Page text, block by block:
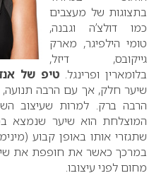
בתצוגות של מעצבים
כמו דולצ’ה וגבנה,
טומי הילפיגר, מארק
גייקובס, דיזל,
בלומארין ופרינגל. טיפ של
שיער חלק, אך עם הרבה תנועה,
הרבה ברק. למרות שעיצוב
המוצלחת הוא שיער שנמצא
שתגזרי אותו באופן קבוע
במרכך כאשר את חופפת את
מחום לפני עיצובו.